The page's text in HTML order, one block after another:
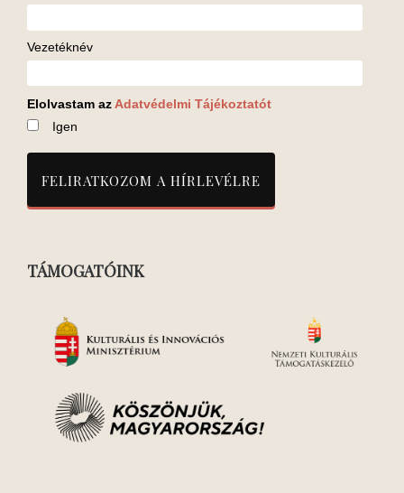
Vezetéknév
Elolvastam az Adatvédelmi Tájékoztatót
Igen
TÁMOGATÓINK